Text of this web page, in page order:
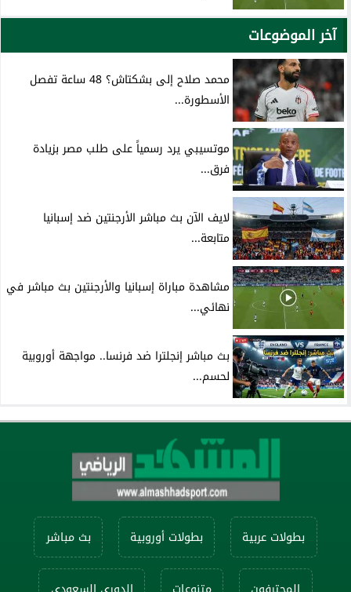
آخر الموضوعات
محمد صلاح إلى بشكتاش؟ 48 ساعة تفصل
الأسطورة...
موتسيبي يرد رسمياً على طلب مصر بزيادة
فرق...
لايف الآن بث مباشر الأرجنتين ضد إسبانيا
متابعة...
مشاهدة مباراة إسبانيا والأرجنتين بث مباشر في
نهائي...
بث مباشر إنجلترا ضد فرنسا.. مواجهة أوروبية
لحسم...
بطولات عربية بطولات أوروبية بث مباشر